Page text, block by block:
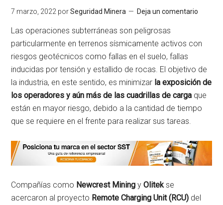
7 marzo, 2022 porSeguridad Minera Deja un comentario
Las operaciones subterráneas son peligrosas
particularmente en terrenos sísmicamente activos con
riesgos geotécnicos como fallas en el suelo, fallas
inducidas por tensión y estallido de rocas. El objetivo de
la industria, en este sentido, es minimizar la exposición de
los operadores y aún más de las cuadrillas de carga que
están en mayor riesgo, debido a la cantidad de tiempo
que se requiere en el frente para realizar sus tareas.
Compañías como Newcrest Mining yOlitekse
acercaron al proyecto Remote Charging Unit (RCU) del